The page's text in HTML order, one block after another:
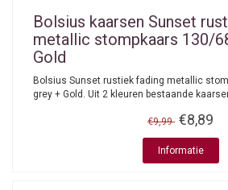
Bolsius kaarsen Sunset
metallic stompkaars 130/
Gold
Bolsius Sunset rustiek fading metallic
grey + Gold. Uit 2 kleuren bestaande
€9,99 €8,89
Informatie